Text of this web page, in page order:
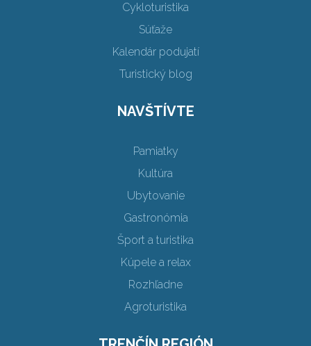
Cykloturistika
Súťaže
Kalendár podujatí
Turistický blog
NAVŠTÍVTE
Pamiatky
Kultúra
Ubytovanie
Gastronómia
Šport a turistika
Kúpele a relax
Rozhľadne
Agroturistika